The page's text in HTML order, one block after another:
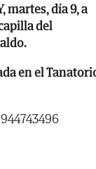
martes, día 9, a
del
en el